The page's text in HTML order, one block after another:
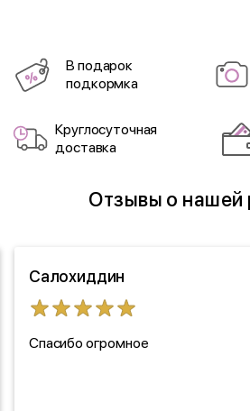
В подарок
подкормка
Круглосуточная
доставка
Отзывы о нашей
Салохиддин
Спасибо огромное